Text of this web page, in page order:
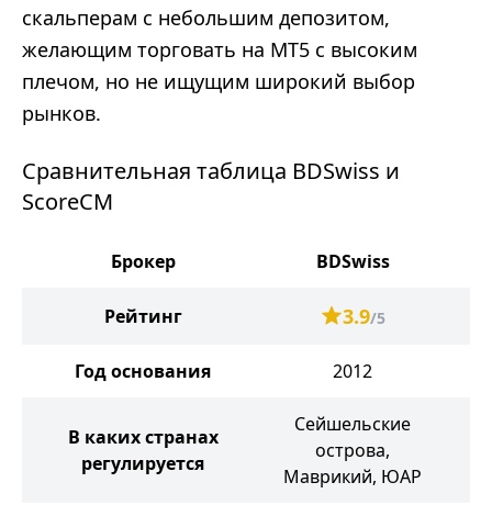
скальперам с небольшим депозитом,
желающим торговать на MT5 с высоким
плечом, но не ищущим широкий выбор
рынков.
Сравнительная таблица BDSwiss и
ScoreCM
Брокер BDSwiss
Рейтинг 3.9/5
Год основания 2012
В каких странах
регулируется
Сейшельские
острова,
Маврикий, ЮАР